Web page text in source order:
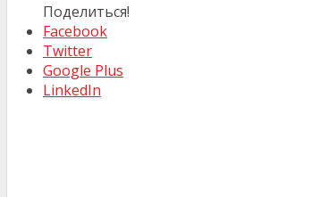
Поделиться!
Facebook
Twitter
Google Plus
LinkedIn